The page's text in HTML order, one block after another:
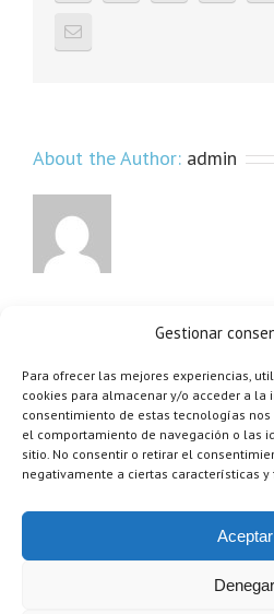
Gestionar
Para ofrecer las mejores experiencias,
cookies para almacenar y/o acceder a la
consentimiento de estas tecnologías
el comportamiento de navegación o las
sitio. No consentir o retirar el
negativamente a ciertas características y
Aceptar
Denegar
About the Author: admin
TecnoSan Promociones Sanitarias S.L.